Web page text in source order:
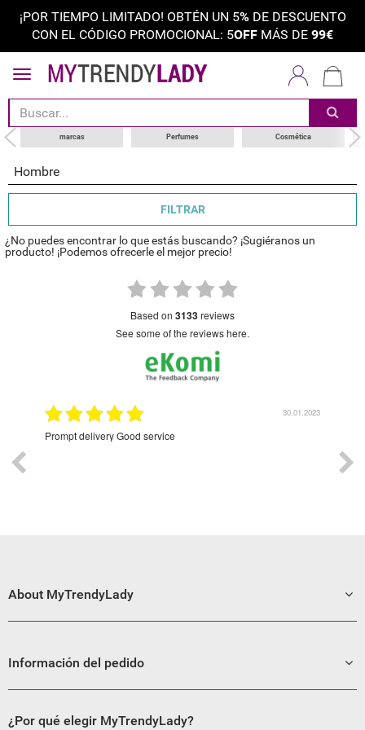
¡POR TIEMPO LIMITADO! OBTÉN UN 5%DE DESCUENTO
CON EL CÓDIGO PROMOCIONAL: 5OFF MÁS DE 99€
marcas Perfumes Cosmética
Hombre
ordenar por
categoría
choose your brand
FILTRAR
¿No puedes encontrar lo que estás buscando? ¡Sugiéranos un
producto! ¡Podemos ofrecerle el mejor precio!
based on 3133reviews
see some of the reviews here.
30.01.2023
Prompt delivery Good service
About MyTrendyLady
Información del pedido
¿Por qué elegir MyTrendyLady?